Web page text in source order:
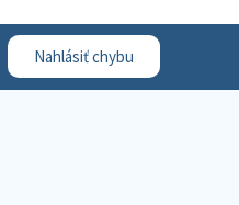
Nahlásiť chybu